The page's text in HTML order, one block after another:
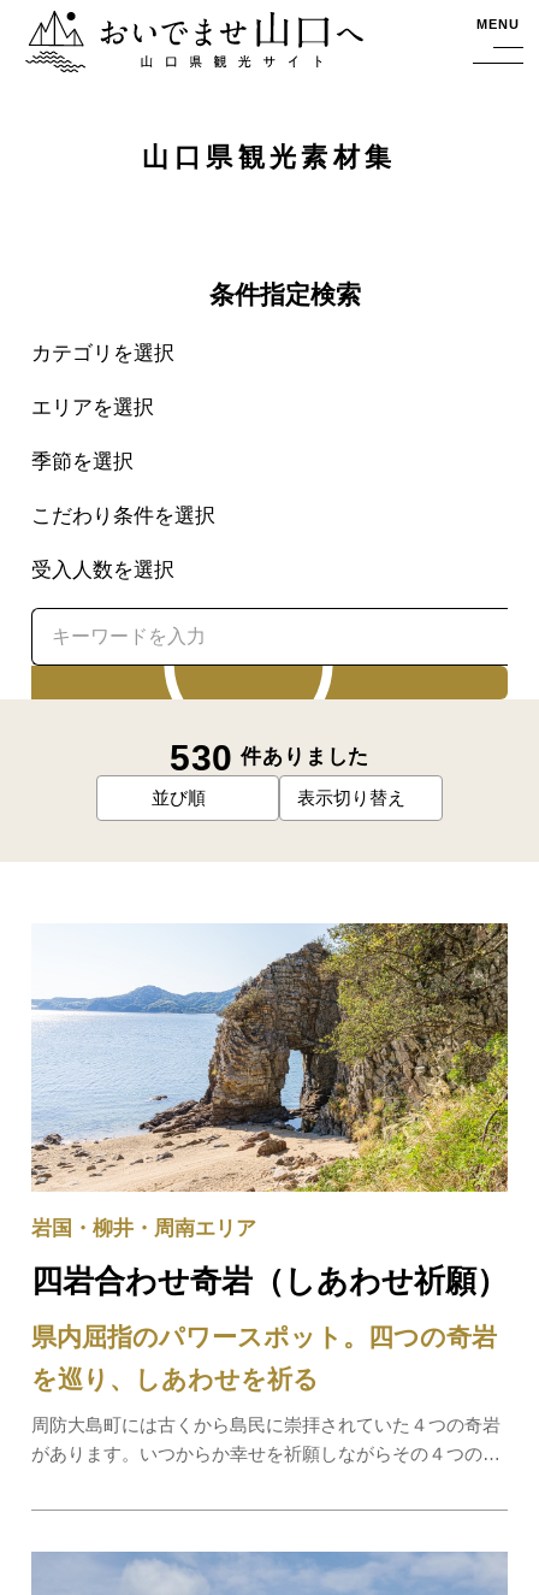
おいでませ山口へー山口県観光サイト MENU
山口県観光素材集
条件指定検索
カテゴリを選択
エリアを選択
季節を選択
こだわり条件を選択
受入人数を選択
530 件ありました
並び順 表示切り替え
四岩合わせ奇岩（しあわせ祈願）
県内屈指のパワースポット。四つの奇岩
を巡り、しあわせを祈る
周防大島町には古くから島民に崇拝されていた４つの奇岩
があります。いつからか幸せを祈願しながらその４つの奇
になり、この四カ所をお参りすればしあわせになれるとい
岩国・柳井・周南エリア